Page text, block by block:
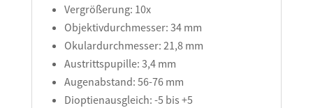
Vergrößerung: 10x
Objektivdurchmesser: 34 mm
Okulardurchmesser: 21,8 mm
Austrittspupille: 3,4 mm
Augenabstand: 56-76 mm
Dioptienausgleich: -5 bis +5